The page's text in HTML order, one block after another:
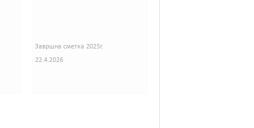
Завршна сметка 2025г.
22.4.2026